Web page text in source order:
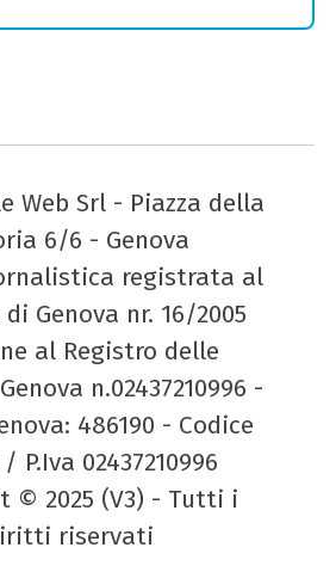
Web Srl - Piazza della
6/6 - Genova
registrata al
Genova nr. 16/2005
al Registro delle
n.02437210996 -
486190 - Codice
P.Iva 02437210996
© 2025 (V3) - Tutti i
riservati